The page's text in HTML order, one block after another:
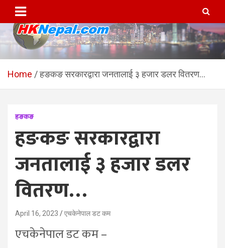
content
HKNepal.com – हङकङबाट
सञ्चालित पहिलो नेपाली अनलाईन
hknepal, hknepal.com, hk nepal, hk nepal com
Home हङकङ सरकारद्वारा जनतालाई ३ हजार डलर वितरण…
हङकङ
हङकङ सरकारद्वारा
जनतालाई ३ हजार डलर
वितरण…
April 16, 2023 एचकेनेपाल डट कम
एचकेनेपाल डट कम –